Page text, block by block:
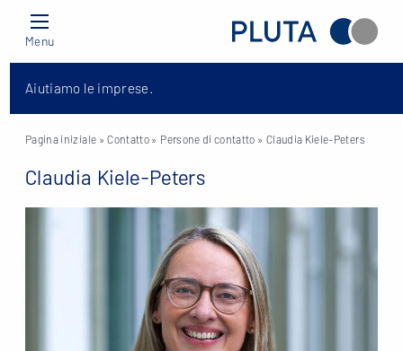
Menu
Aiutiamo le imprese.
Pagina iniziale » Contatto » Persone di contatto » Claudia Kiele-Peters
Claudia Kiele-Peters